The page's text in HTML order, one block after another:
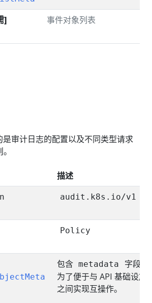
] 事件对象列表
是审计日志的配置以及不同类型请求
描述
audit.k8s.io/v1
Policy
包含 metadata
字段是
为了便于与 API 基础设施
之间实现互操作。